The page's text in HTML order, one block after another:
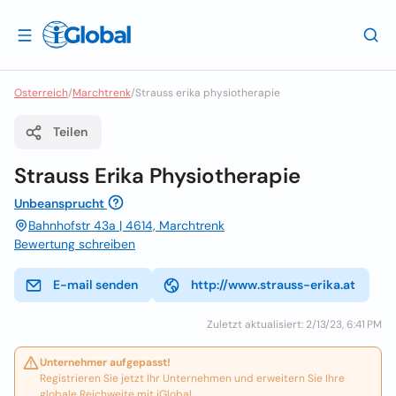
Osterreich/Marchtrenk/Strauss erika physiotherapie
Teilen
Strauss Erika Physiotherapie
Unbeansprucht
Bahnhofstr 43a | 4614, Marchtrenk
Bewertung schreiben
E-mail senden http://www.strauss-erika.at
Zuletzt aktualisiert: 2/13/23, 6:41 PM
Unternehmer aufgepasst!
Registrieren Sie jetzt Ihr Unternehmen und erweitern Sie Ihre